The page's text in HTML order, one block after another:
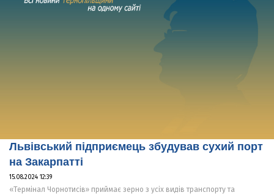
Львівський підприємець збудував сухий порт
на Закарпатті
15.08.2024 12:39
«Термінал Чорнотисів» приймає зерно з усіх видів транспорту та